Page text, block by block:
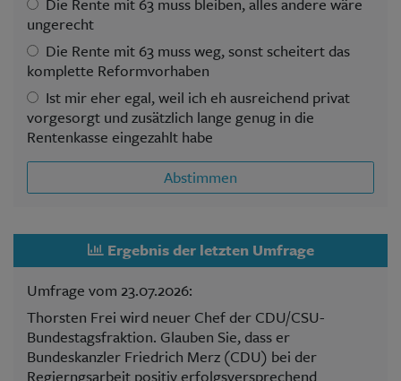
ungerecht
Die Rente mit 63 muss weg, sonst scheitert das
komplette Reformvorhaben
Ist mir eher egal, weil ich eh ausreichend privat
vorgesorgt und zusätzlich lange genug in die
Rentenkasse eingezahlt habe
Abstimmen
Ergebnis der letzten Umfrage
Umfrage vom 23.07.2026:
Thorsten Frei wird neuer Chef der CDU/CSU-
Bundestagsfraktion. Glauben Sie, dass er
Bundeskanzler Friedrich Merz (CDU) bei der
Regierngsarbeit positiv erfolgsversprechend